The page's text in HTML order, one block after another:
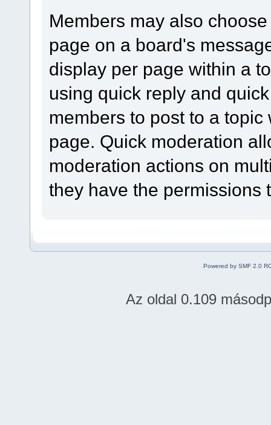
Members may also
page on a board's
display per page within a
using quick reply and
members to post to a
page. Quick moderation
moderation actions on
they have the permissions
Powered by SMF 2.0
Az oldal 0.109